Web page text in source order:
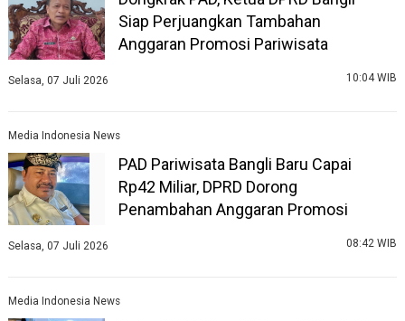
Siap Perjuangkan Tambahan
Anggaran Promosi Pariwisata
Selasa, 07 Juli 2026 10:04 WIB
Media Indonesia News
PAD Pariwisata Bangli Baru Capai
Rp42 Miliar, DPRD Dorong
Penambahan Anggaran Promosi
Selasa, 07 Juli 2026 08:42 WIB
Media Indonesia News